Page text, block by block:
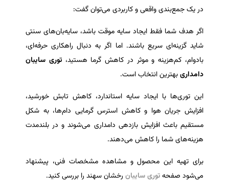
در یک جمع‌بندی واقعی و کاربردی می‌توان گفت:
اگر هدف شما فقط ایجاد سایه موقت باشد، سایه‌بان‌های سنتی
شاید گزینه‌ای سریع باشند. اما اگر به دنبال راهکاری حرفه‌ای،
بادوام، کم‌هزینه و موثر در کاهش گرما هستید،توری سایبان
دامداریبهترین انتخاب است.
این توری‌ها با ایجاد سایه استاندارد، کاهش تابش خورشید،
افزایش جریان هوا و کاهش استرس گرمایی دام‌ها، به شکل
مستقیم باعث افزایش بازدهی دامداری می‌شوند و در بلندمدت
هزینه‌های شما را کاهش می‌دهند.
برای تهیه این محصول و مشاهده مشخصات فنی، پیشنهاد
می‌شود صفحهتوری سایبان رخشان سهند را بررسی کنید.